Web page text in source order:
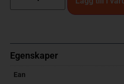
Egenskaper
Ean